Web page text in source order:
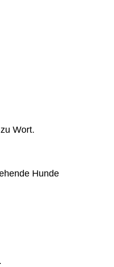
Wort.
Hunde